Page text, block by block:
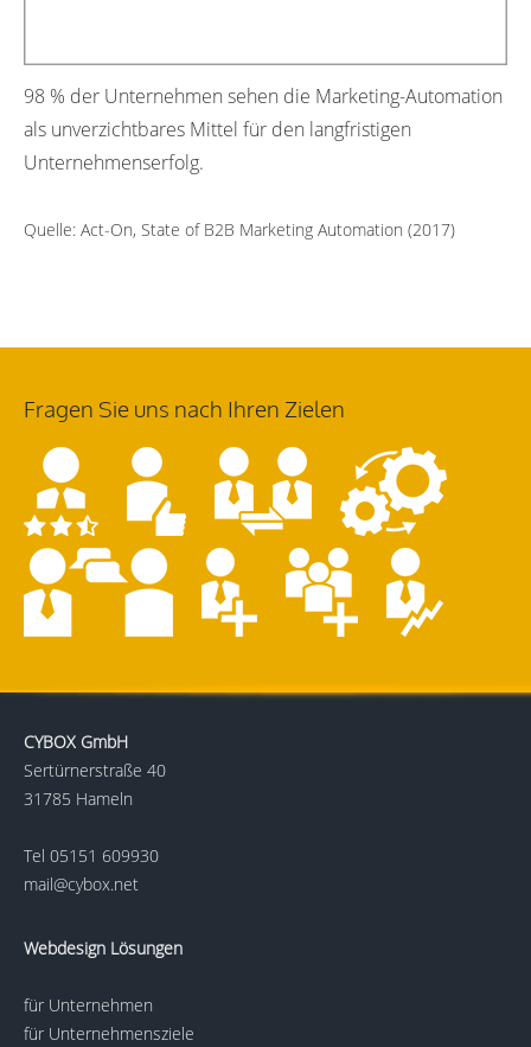
98 % der Unternehmen sehen die Marketing-Automation
als unverzichtbares Mittel für den langfristigen
Unternehmenserfolg.
Quelle: Act-On, State of B2B Marketing Automation (2017)
Fragen Sie uns nach Ihren Zielen
CYBOX GmbH
Sertürnerstraße 40
31785 Hameln
Tel 05151 609930
mail@cybox.net
Webdesign Lösungen
für Unternehmen
für Unternehmensziele